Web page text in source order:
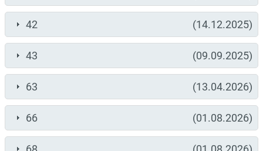
42 (14.12.2025)
43 (09.09.2025)
63 (13.04.2026)
66 (01.08.2026)